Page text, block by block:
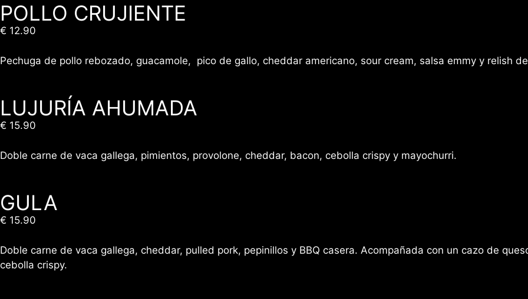
POLLO CRUJIENTE
€ 12.90
Pechuga de pollo rebozado, guacamole, pico de gallo, cheddar americano, sour cream, salsa emmy y relish
LUJURÍA AHUMADA
€ 15.90
Doble carne de vaca gallega, pimientos, provolone, cheddar, bacon, cebolla crispy y mayochurri.
GULA
€ 15.90
Doble carne de vaca gallega, cheddar, pulled pork, pepinillos y BBQ casera. Acompañada con un cazo de
cebolla crispy.